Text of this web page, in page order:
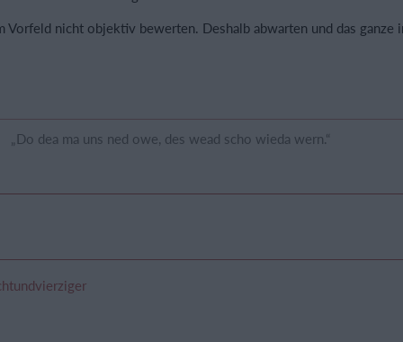
Vorfeld nicht objektiv bewerten. Deshalb abwarten und das ganze
„Do dea ma uns ned owe, des wead scho wieda wern.“